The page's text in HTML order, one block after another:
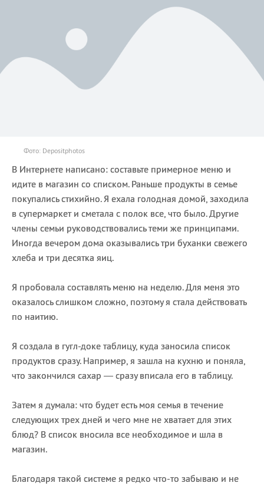
Фото: Depositphotos
В Интернете написано: составьте примерное меню и
идите в магазин со списком. Раньше продукты в семье
покупались стихийно. Я ехала голодная домой, заходила
в супермаркет и сметала с полок все, что было. Другие
члены семьи руководствовались теми же принципами.
Иногда вечером дома оказывались три буханки свежего
хлеба и три десятка яиц.
Я пробовала составлять меню на неделю. Для меня это
оказалось слишком сложно, поэтому я стала действовать
по наитию.
Я создала в гугл-доке таблицу, куда заносила список
продуктов сразу. Например, я зашла на кухню и поняла,
что закончился сахар — сразу вписала его в таблицу.
Затем я думала: что будет есть моя семья в течение
следующих трех дней и чего мне не хватает для этих
блюд? В список вносила все необходимое и шла в
магазин.
Благодаря такой системе я редко что-то забываю и не